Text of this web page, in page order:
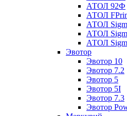
АТОЛ 92Ф
АТОЛ
АТОЛ
АТОЛ
АТОЛ
Эвотор
Эвотор 10
Эвотор 7.2
Эвотор 5
Эвотор 5I
Эвотор 7.3
Эвотор